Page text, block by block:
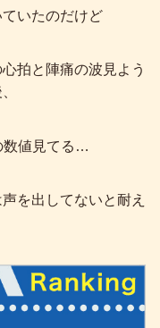
いたのだけど
拍と陣痛の波見よう
数値見てる…
を出してないと耐え